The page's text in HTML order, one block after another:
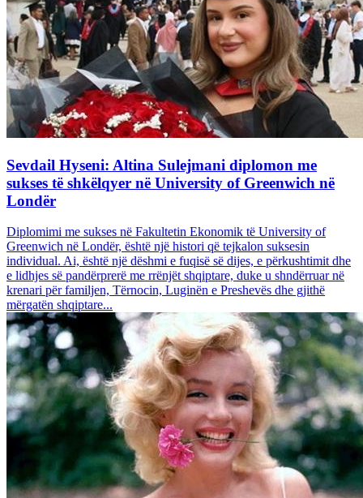
Sevdail Hyseni: Altina Sulejmani diplomon me
sukses të shkëlqyer në University of Greenwich në
Londër
Diplomimi me sukses në Fakultetin Ekonomik të University of
Greenwich në Londër, është një histori që tejkalon suksesin
individual. Ai, është një dëshmi e fuqisë së dijes, e përkushtimit dhe
e lidhjes së pandërprerë me rrënjët shqiptare, duke u shndërruar në
krenari për familjen, Tërnocin, Luginën e Preshevës dhe gjithë
mërgatën shqiptare...